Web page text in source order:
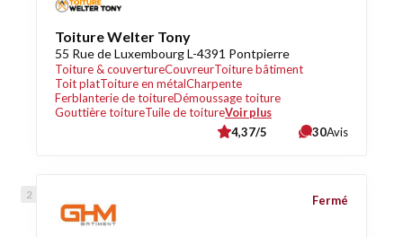
Toiture Welter Tony
55 Rue de Luxembourg L-4391 Pontpierre
Toiture & couvertureCouvreurToiture bâtiment
Toit platToiture en métalCharpente
Ferblanterie de toitureDémoussage toiture
Gouttière toitureTuile de toitureVoir plus
4,37/5 30Avis
Fermé